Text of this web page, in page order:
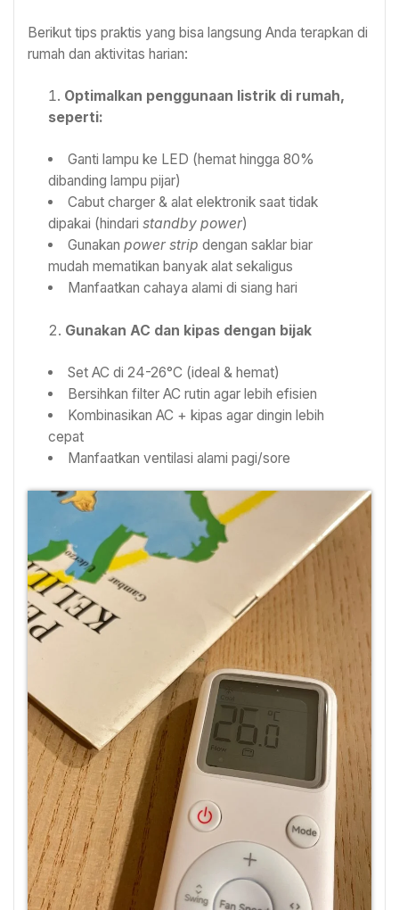
Berikut tips praktis yang bisa langsung Anda terapkan di
rumah dan aktivitas harian:
Optimalkan penggunaan listrik di rumah,
seperti:
Ganti lampu ke LED (hemat hingga 80%
dibanding lampu pijar)
Cabut charger & alat elektronik saat tidak
dipakai (hindaristandby power)
Gunakan power strip dengan saklar biar
mudah mematikan banyak alat sekaligus
Manfaatkan cahaya alami di siang hari
Gunakan AC dan kipas dengan bijak
Set AC di 24-26°C (ideal & hemat)
Bersihkan filter AC rutin agar lebih efisien
Kombinasikan AC + kipas agar dingin lebih
cepat
Manfaatkan ventilasi alami pagi/sore